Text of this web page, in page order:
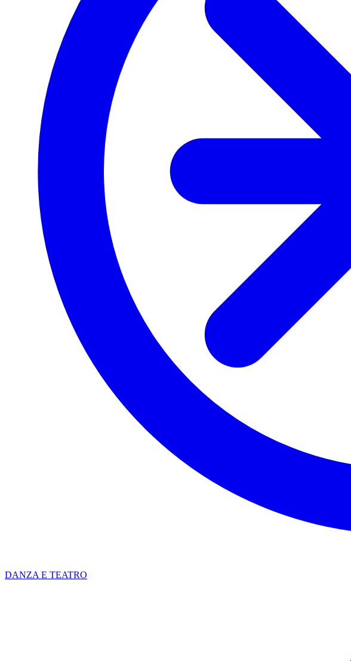
DANZA E TEATRO